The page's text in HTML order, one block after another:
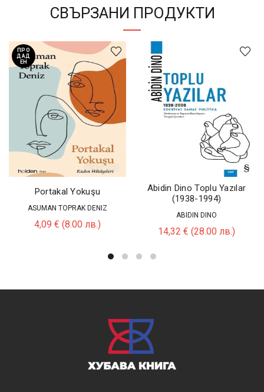
СВЪРЗАНИ ПРОДУКТИ
ПРО
ДАД
ЕН
Portakal Yokuşu
ASUMAN TOPRAK DENIZ
4,09 € (8.00 лв.)
Abidin Dino Toplu Yazılar
(1938-1994)
ABIDIN DINO
14,32 € (28.00 лв.)